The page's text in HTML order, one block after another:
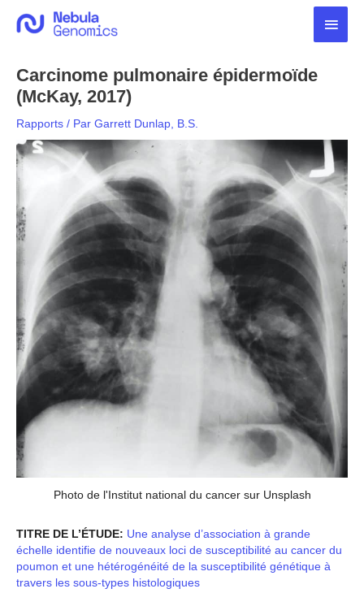
Carcinome pulmonaire épidermoïde
(McKay, 2017)
Rapports / Par Garrett Dunlap, B.S.
Photo de l'Institut national du cancer sur Unsplash
TITRE DE L’ÉTUDE: Une analyse d’association à grande
échelle identifie de nouveaux loci de susceptibilité au cancer du
poumon et une hétérogénéité de la susceptibilité génétique à
travers les sous-types histologiques